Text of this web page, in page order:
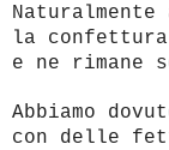
la
e ne rimane
Abbiamo
con delle